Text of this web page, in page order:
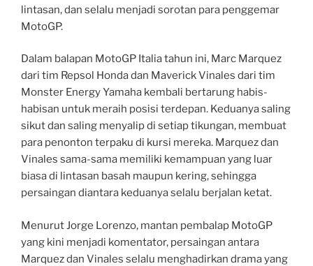
lintasan, dan selalu menjadi sorotan para penggemar
MotoGP.
Dalam balapan MotoGP Italia tahun ini, Marc Marquez
dari tim Repsol Honda dan Maverick Vinales dari tim
Monster Energy Yamaha kembali bertarung habis-
habisan untuk meraih posisi terdepan. Keduanya saling
sikut dan saling menyalip di setiap tikungan, membuat
para penonton terpaku di kursi mereka. Marquez dan
Vinales sama-sama memiliki kemampuan yang luar
biasa di lintasan basah maupun kering, sehingga
persaingan diantara keduanya selalu berjalan ketat.
Menurut Jorge Lorenzo, mantan pembalap MotoGP
yang kini menjadi komentator, persaingan antara
Marquez dan Vinales selalu menghadirkan drama yang